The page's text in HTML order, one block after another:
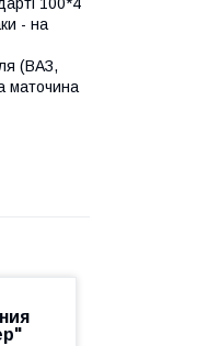
100*4
- на
(ВАЗ,
маточина